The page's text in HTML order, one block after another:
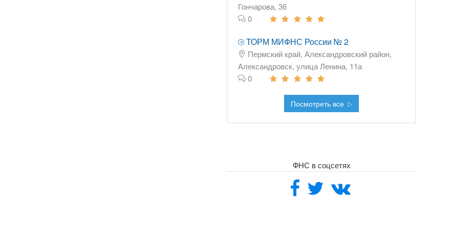
Гончарова, 36
0
ТОРМ МИФНС России № 2
Пермский край, Александровский район,
Александровск, улица Ленина, 11а
0
Посмотреть все
ФНС в соцсетях